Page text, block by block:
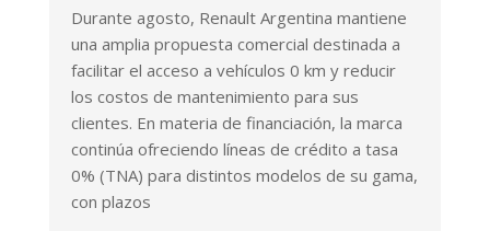
Durante agosto, Renault Argentina mantiene
una amplia propuesta comercial destinada a
facilitar el acceso a vehículos 0 km y reducir
los costos de mantenimiento para sus
clientes. En materia de financiación, la marca
continúa ofreciendo líneas de crédito a tasa
0% (TNA) para distintos modelos de su gama,
con plazos